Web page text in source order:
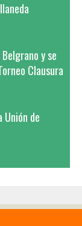
y se
Clausura
Unión de